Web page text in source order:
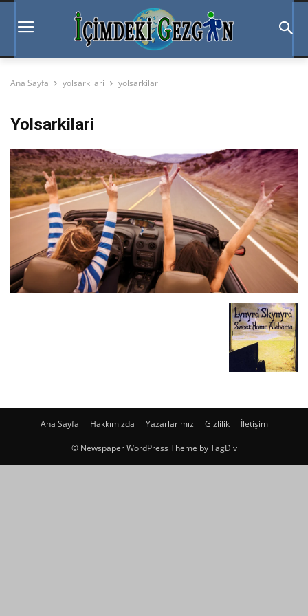
Ana Sayfa yolsarkilari yolsarkilari
Yolsarkilari
Ana Sayfa Hakkımızda Yazarlarımız Gizlilik İletişim
© Newspaper WordPress Theme by TagDiv